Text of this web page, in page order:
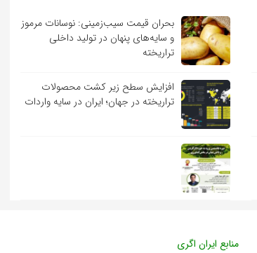
بحران قیمت سیب‌زمینی: نوسانات مرموز
و سایه‌های پنهان در تولید داخلی
تراریخته
افزایش سطح زیر کشت محصولات
تراریخته در جهان؛ ایران در سایه واردات
منابع ایران اگری